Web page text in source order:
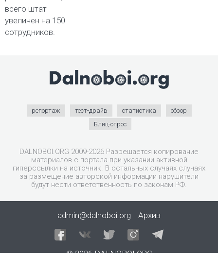
всего штат
увеличен на 150
сотрудников.
репортаж тест-драйв статистика
обзор
Блиц-опрос
DALNOBOI.ORG 2009-2026 Разрешается копирование
материалов с портала при указании активной
гиперссылки на источник. В остальных случаях случаях
за размещение авторской информации нарушители
будут нести ответственность по законам РФ.
admin@dalnoboi.org Архив
© 2026 DALNOBOI.ORG